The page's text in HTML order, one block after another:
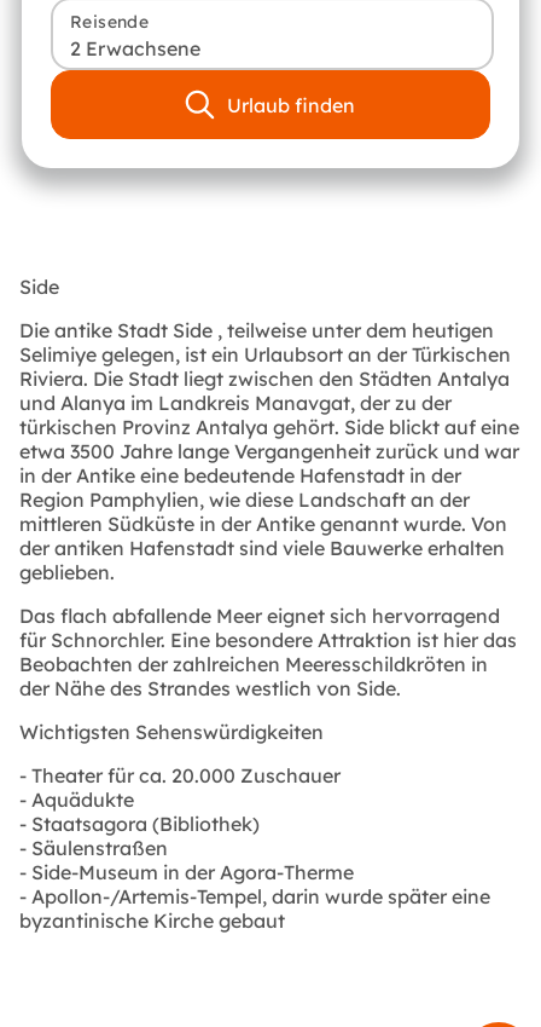
Reisende
2 Erwachsene
Urlaub finden
Side
Die antike Stadt Side , teilweise unter dem heutigen
Selimiye gelegen, ist ein Urlaubsort an der Türkischen
Riviera. Die Stadt liegt zwischen den Städten Antalya
und Alanya im Landkreis Manavgat, der zu der
türkischen Provinz Antalya gehört. Side blickt auf eine
etwa 3500 Jahre lange Vergangenheit zurück und war
in der Antike eine bedeutende Hafenstadt in der
Region Pamphylien, wie diese Landschaft an der
mittleren Südküste in der Antike genannt wurde. Von
der antiken Hafenstadt sind viele Bauwerke erhalten
geblieben.
Das flach abfallende Meer eignet sich hervorragend
für Schnorchler. Eine besondere Attraktion ist hier das
Beobachten der zahlreichen Meeresschildkröten in
der Nähe des Strandes westlich von Side.
Wichtigsten Sehenswürdigkeiten
- Theater für ca. 20.000 Zuschauer
- Aquädukte
- Staatsagora (Bibliothek)
- Säulenstraßen
- Side-Museum in der Agora-Therme
- Apollon-/Artemis-Tempel, darin wurde später eine
byzantinische Kirche gebaut